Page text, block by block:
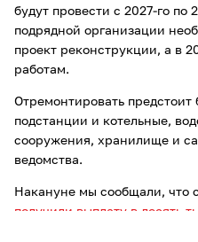
будут провести с 2027-го по
подрядной организации
проект реконструкции, а в
работам.
Отремонтировать предстоит
подстанции и котельные,
сооружения, хранилище и
ведомства.
Накануне мы сообщали, что с
получили выплату в десять